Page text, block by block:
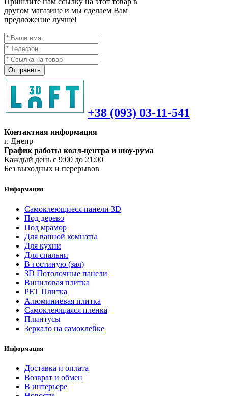
другом магазине и мы сделаем Вам
предложение лучше!
Отправить
+38 (093) 03-11-541
Контактная информация
г. Днепр
График работы колл-центра и шоу-рума
Каждый день с 9:00 до 21:00
Без выходных и перерывов
Информация
Самоклеющиеся панели 3D
Под дерево
Под мрамор
Для ванной комнаты
Для кухни
Для спальни
В гостиную (зал)
3D Потолочные панели
Виниловая плитка
PET Плитка
Алюминиевая плитка
Самоклеющаяся пленка
Плинтусы
Зеркало на самоклейке
Информация
Доставка и оплата
Возврат и обмен
В интерьере